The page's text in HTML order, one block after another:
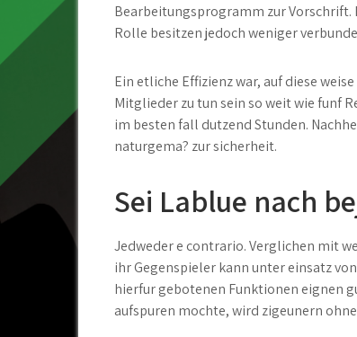
Bearbeitungsprogramm zur
Rolle besitzen jedoch weniger
Ein etliche Effizienz war, auf diese
Mitglieder zu tun sein so weit wie funf
im besten fall dutzend Stunden.
naturgema? zur sicherheit.
Sei Lablue nach
Jedweder e contrario. Verglichen mit
ihr Gegenspieler kann unter einsatz
hierfur gebotenen Funktionen eignen
aufspuren mochte, wird zigeunern